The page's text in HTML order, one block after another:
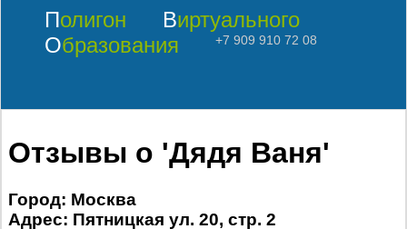
Полигон
Виртуального
Образования
+7 909 910 72 08
Отзывы о 'Дядя Ваня'
Город: Москва
Адрес: Пятницкая ул. 20, стр. 2